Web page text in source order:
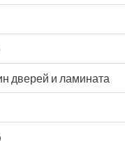
дверей и ламината